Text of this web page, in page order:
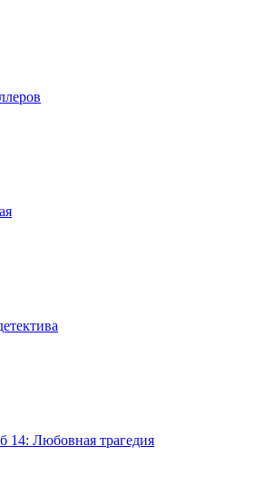
14: Любовная трагедия